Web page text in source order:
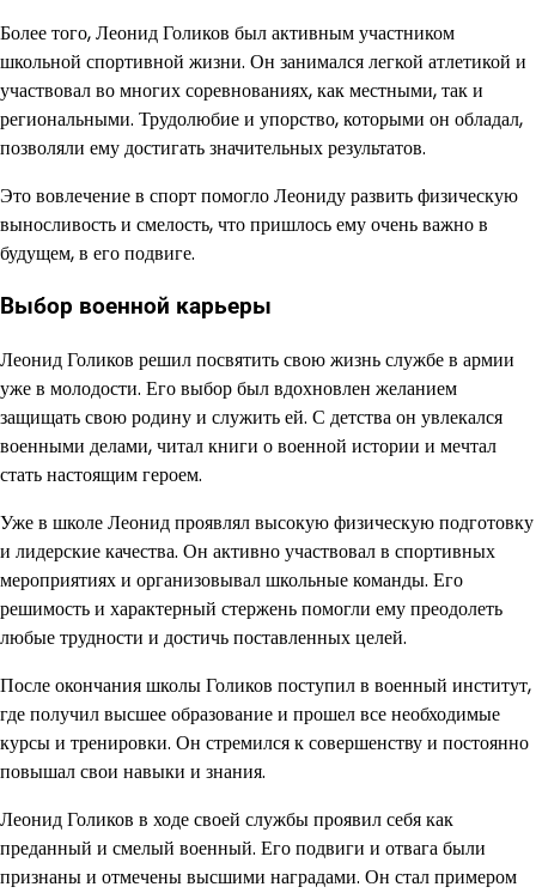
Более того, Леонид Голиков был активным участником
школьной спортивной жизни. Он занимался легкой атлетикой и
участвовал во многих соревнованиях, как местными, так и
региональными. Трудолюбие и упорство, которыми он обладал,
позволяли ему достигать значительных результатов.
Это вовлечение в спорт помогло Леониду развить физическую
выносливость и смелость, что пришлось ему очень важно в
будущем, в его подвиге.
Выбор военной карьеры
Леонид Голиков решил посвятить свою жизнь службе в армии
уже в молодости. Его выбор был вдохновлен желанием
защищать свою родину и служить ей. С детства он увлекался
военными делами, читал книги о военной истории и мечтал
стать настоящим героем.
Уже в школе Леонид проявлял высокую физическую подготовку
и лидерские качества. Он активно участвовал в спортивных
мероприятиях и организовывал школьные команды. Его
решимость и характерный стержень помогли ему преодолеть
любые трудности и достичь поставленных целей.
После окончания школы Голиков поступил в военный институт,
где получил высшее образование и прошел все необходимые
курсы и тренировки. Он стремился к совершенству и постоянно
повышал свои навыки и знания.
Леонид Голиков в ходе своей службы проявил себя как
преданный и смелый военный. Его подвиги и отвага были
признаны и отмечены высшими наградами. Он стал примером